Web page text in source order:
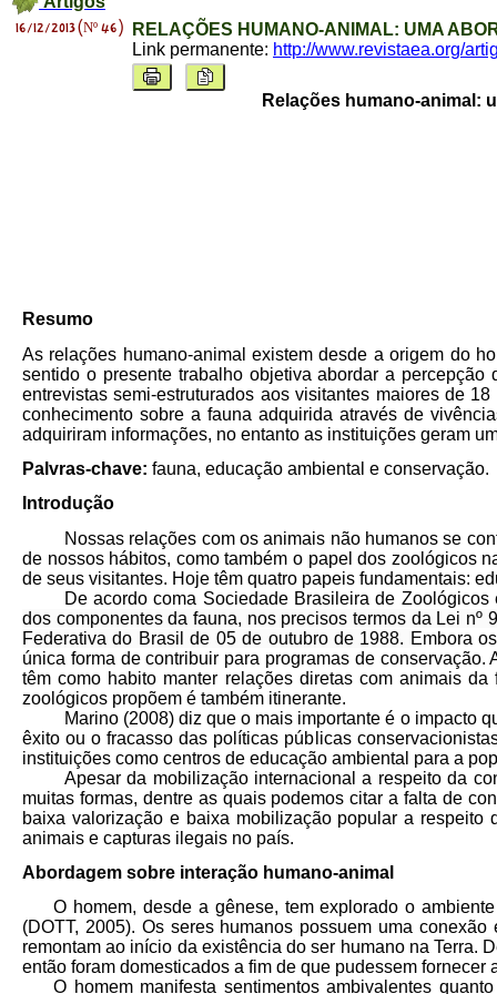
16/12/2013 (Nº 46)
RELAÇÕES HUMANO-ANIMAL: UMA
Link permanente: http://www.revistaea.org/
Relações humano-animal:
Resumo
As relações humano-animal existem desde a origem do
sentido o presente trabalho objetiva abordar a
entrevistas semi-estruturados aos visitantes maiores de
conhecimento sobre a fauna adquirida através de
adquiriram informações, no entanto as instituições geram
Palvras-chave: fauna, educação ambiental e conservação.
Introdução
Nossas relações com os animais não humanos se
de nossos hábitos, como também o papel dos zoológicos
de seus visitantes. Hoje têm quatro papeis fundamentais:
De acordo coma Sociedade Brasileira de
dos componentes da fauna, nos precisos termos da Lei
Federativa do Brasil de 05 de outubro de 1988. Embora
única forma de contribuir para programas de
têm como habito manter relações diretas com animais
zoológicos propõem é também itinerante.
Marino (2008) diz que o mais importante é o impacto
êxito ou o fracasso das políticas públicas
instituições como centros de educação ambiental para a
Apesar da mobilização internacional a respeito da
muitas formas, dentre as quais podemos citar a falta de
baixa valorização e baixa mobilização popular a
animais e capturas ilegais no país.
Abordagem sobre interação humano-animal
O homem, desde a gênese, tem explorado o
(DOTT, 2005). Os seres humanos possuem uma
remontam ao início da existência do ser humano na Terra.
então foram domesticados a fim de que pudessem
O homem manifesta sentimentos ambivalentes